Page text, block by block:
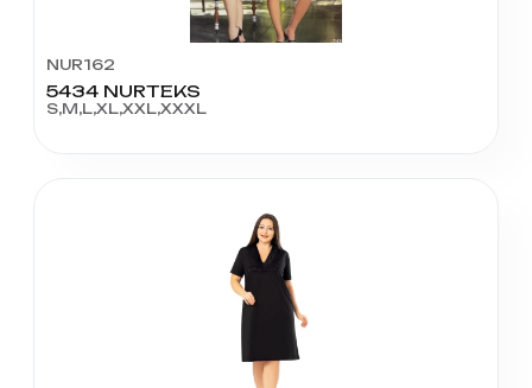
NUR162
5434 NURTEKS
S,M,L,XL,XXL,XXXL